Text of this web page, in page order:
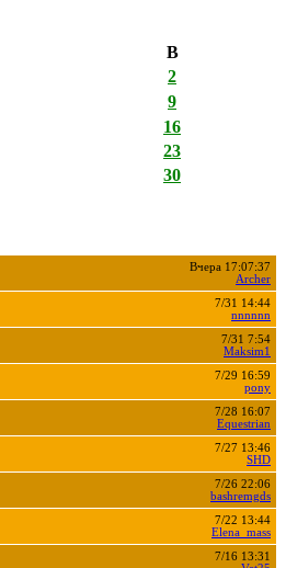
В
2
9
16
23
30
Вчера 17:07:37
Archer
7/31 14:44
nnnnnn
7/31 7:54
Maksim1
7/29 16:59
pony
7/28 16:07
Equestrian
7/27 13:46
SHD
7/26 22:06
bashremgds
7/22 13:44
Elena_mass
7/16 13:31